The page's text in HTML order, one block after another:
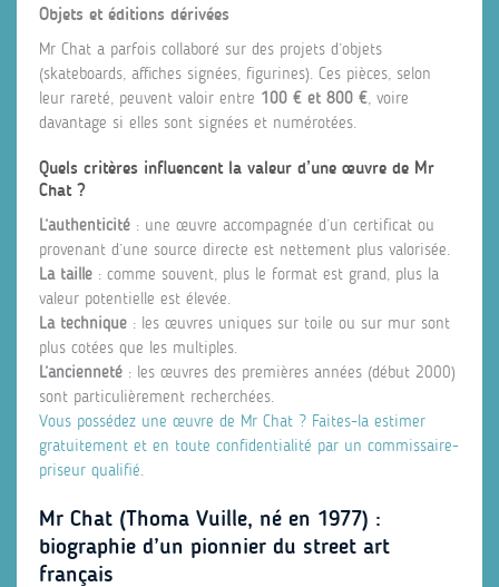
Objets et éditions dérivées
Mr Chat a parfois collaboré sur des projets d’objets
(skateboards, affiches signées, figurines). Ces pièces, selon
leur rareté, peuvent valoir entre 100 € et 800 € , voire
davantage si elles sont signées et numérotées.
Quels critères influencent la valeur d’une œuvre de Mr
Chat ?
L’authenticité : une œuvre accompagnée d’un certificat ou
provenant d’une source directe est nettement plus valorisée.
La taille : comme souvent, plus le format est grand, plus la
valeur potentielle est élevée.
La technique : les œuvres uniques sur toile ou sur mur sont
plus cotées que les multiples.
L’ancienneté : les œuvres des premières années (début 2000)
sont particulièrement recherchées.
Vous possédez une œuvre de Mr Chat ? Faites-la estimer
gratuitement et en toute confidentialité par un commissaire-
priseur qualifié
Mr Chat (Thoma Vuille, né en 1977) :
biographie d’un pionnier du street art
français